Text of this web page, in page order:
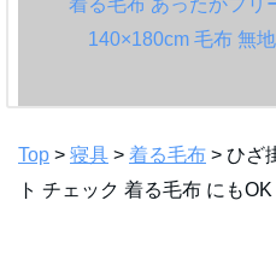
Top > 寝具 > 着る毛布 > ひざ
ト チェック 着る毛布 にも